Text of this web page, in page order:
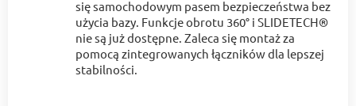
się samochodowym pasem bezpieczeństwa bez
użycia bazy. Funkcje obrotu 360° i SLIDETECH®
nie są już dostępne. Zaleca się montaż za
pomocą zintegrowanych łączników dla lepszej
stabilności.